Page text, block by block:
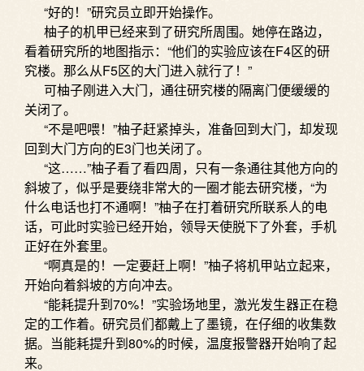
“好的！”研究员立即开始操作。
柚子的机甲已经来到了研究所周围。她停在路边，
看着研究所的地图指示：“他们的实验应该在F4区的研
究楼。那么从F5区的大门进入就行了！”
可柚子刚进入大门，通往研究楼的隔离门便缓缓的
关闭了。
“不是吧喂！”柚子赶紧掉头，准备回到大门，却发现
回到大门方向的E3门也关闭了。
“这……”柚子看了看四周，只有一条通往其他方向的
斜坡了，似乎是要绕非常大的一圈才能去研究楼，“为
什么电话也打不通啊！”柚子在打着研究所联系人的电
话，可此时实验已经开始，领导天使脱下了外套，手机
正好在外套里。
“啊真是的！一定要赶上啊！”柚子将机甲站立起来，
开始向着斜坡的方向冲去。
“能耗提升到70%！”实验场地里，激光发生器正在稳
定的工作着。研究员们都戴上了墨镜，在仔细的收集数
据。当能耗提升到80%的时候，温度报警器开始响了起
来。